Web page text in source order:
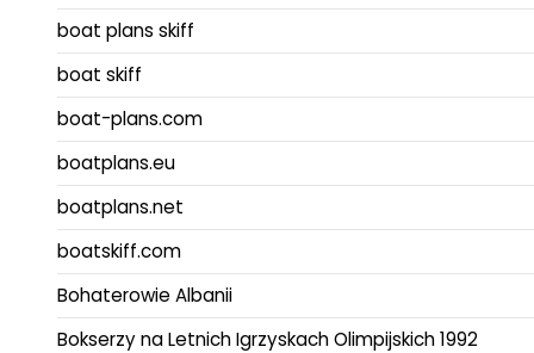
boat plans skiff
boat skiff
boat-plans.com
boatplans.eu
boatplans.net
boatskiff.com
Bohaterowie Albanii
Bokserzy na Letnich Igrzyskach Olimpijskich 1992